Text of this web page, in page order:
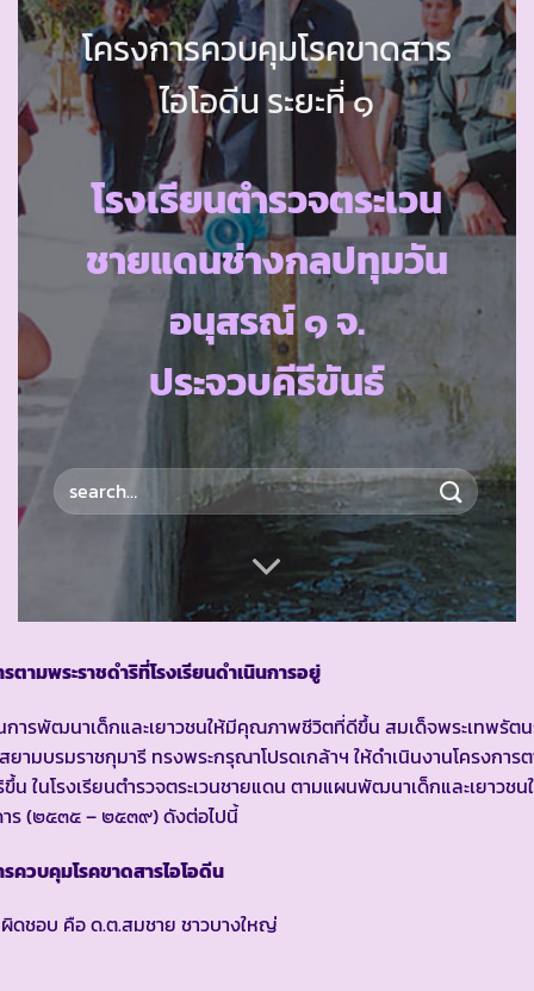
โครงการควบคุมโรคขาดสาร
ไอโอดีน ระยะที่ ๑
โรงเรียนตำรวจตระเวน
ชายแดนช่างกลปทุมวัน
อนุสรณ์ ๑ จ.
ประจวบคีรีขันธ์
รตามพระราชดำริที่โรงเรียนดำเนินการอยู่
การพัฒนาเด็กและเยาวชนให้มีคุณภาพชีวิตที่ดีขึ้น สมเด็จพระเทพรัต
ยามบรมราชกุมารี ทรงพระกรุณาโปรดเกล้าฯ ให้ดำเนินงานโครงการ
ขึ้น ในโรงเรียนตำรวจตระเวนชายแดน ตามแผนพัฒนาเด็กและเยาวช
ร (๒๕๓๕ – ๒๕๓๙) ดังต่อไปนี้
รควบคุมโรคขาดสารไอโอดีน
ดชอบ คือ ด.ต.สมชาย ชาวบางใหญ่